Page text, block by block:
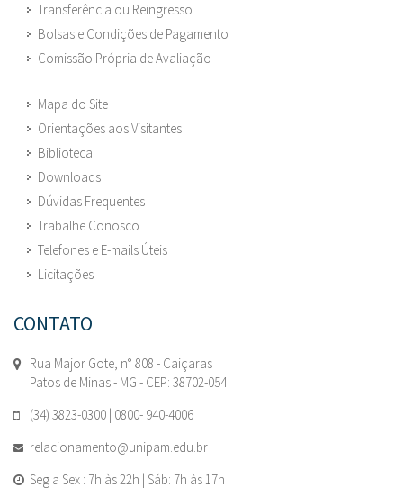
Transferência ou Reingresso
Bolsas e Condições de Pagamento
Comissão Própria de Avaliação
Mapa do Site
Orientações aos Visitantes
Biblioteca
Downloads
Dúvidas Frequentes
Trabalhe Conosco
Telefones e E-mails Úteis
Licitações
CONTATO
Rua Major Gote, n° 808 - Caiçaras
Patos de Minas - MG - CEP: 38702-054.
(34) 3823-0300 | 0800- 940-4006
relacionamento@unipam.edu.br
Seg a Sex : 7h às 22h | Sáb: 7h às 17h